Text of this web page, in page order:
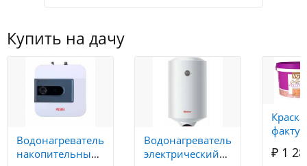
Купить на дачу
Водонагреватель
накопительный
Водонагреватель
электрический
Краска
Gallery
₽ 1